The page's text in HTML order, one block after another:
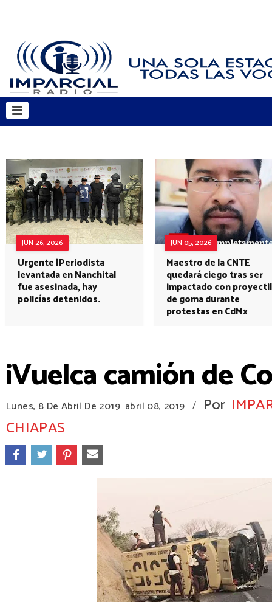
JUN 26, 2026
Urgente |Periodista
levantada en Nanchital
fue asesinada, hay
policías detenidos.
JUN 05, 2026
Maestro de la CNTE
quedará ciego tras ser
impactado con proyectil
de goma durante
protestas en CdMx
¡Vuelca camión de
Lunes, 8 De Abril De 2019 abril 08, 2019 / Por
CHIAPAS